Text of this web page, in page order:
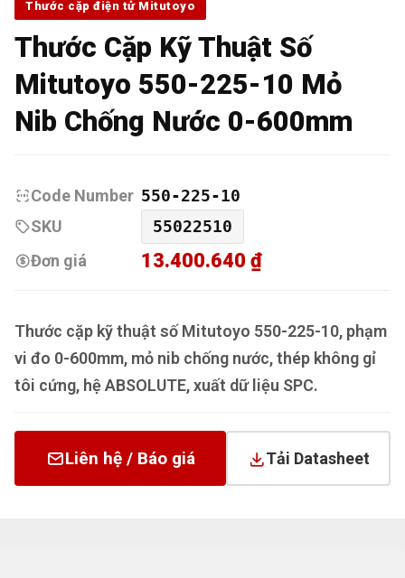
Thước cặp điện tử Mitutoyo
Thước Cặp Kỹ Thuật Số
Mitutoyo 550-225-10 Mỏ
Nib Chống Nước 0-600mm
Code Number 550-225-10
SKU
55022510
Đơn giá
13.400.640 ₫
Thước cặp kỹ thuật số Mitutoyo 550-225-10, phạm
vi đo 0-600mm, mỏ nib chống nước, thép không gỉ
tôi cứng, hệ ABSOLUTE, xuất dữ liệu SPC.
Liên hệ / Báo giá Tải Datasheet